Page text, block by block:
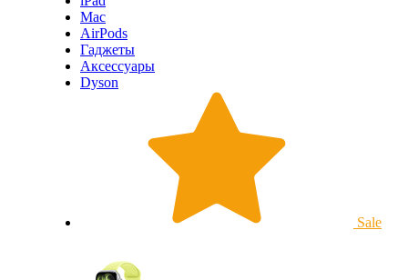
Mac
AirPods
Гаджеты
Аксессуары
Dyson
Sale